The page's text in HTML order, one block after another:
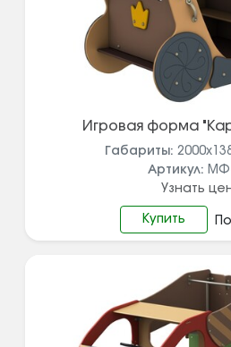
Игровая форма
Габариты:
Артикул:
Узнать
Купить